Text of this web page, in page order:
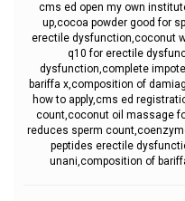
cms ed open my own
up,cocoa powder good for
erectile dysfunction,coconut
q10 for erectile
dysfunction,complete
bariffa x,composition of
how to apply,cms ed
count,coconut oil massage
reduces sperm
peptides erectile
unani,composition of